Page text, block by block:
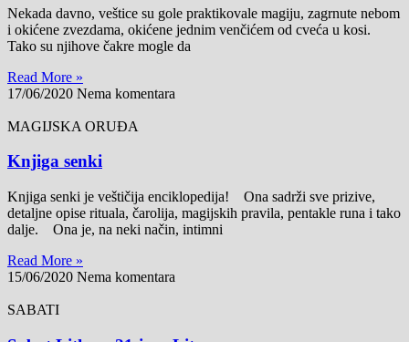
Nekada davno, veštice su gole praktikovale magiju, zagrnute nebom
i okićene zvezdama, okićene jednim venčićem od cveća u kosi.
Tako su njihove čakre mogle da
Read More »
17/06/2020 Nema komentara
MAGIJSKA ORUĐA
Knjiga senki
Knjiga senki je veštičija enciklopedija! Ona sadrži sve prizive,
detaljne opise rituala, čarolija, magijskih pravila, pentakle runa i tako
dalje. Ona je, na neki način, intimni
Read More »
15/06/2020 Nema komentara
SABATI